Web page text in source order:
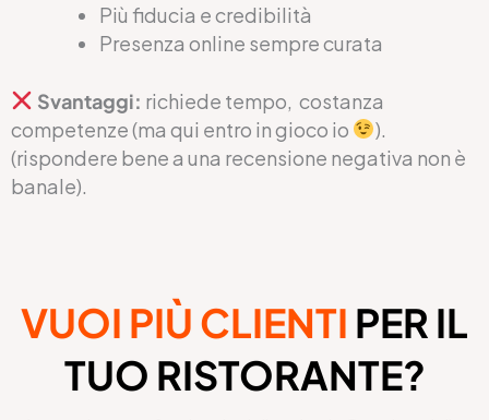
Più fiducia e credibilità
Presenza online sempre curata
Svantaggi: richiede tempo, costanza
competenze (ma qui entro in gioco io
).
(rispondere bene a una recensione negativa non è
banale).
VUOI PIÙ CLIENTI PER IL
TUO RISTORANTE?